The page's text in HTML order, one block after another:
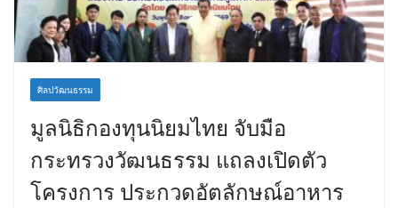
ศิลปวัฒนธรรม
มูลนิธิกองทุนนิยมไทย จับมือ
กระทรวงวัฒนธรรม แถลงเปิดตัว
โครงการ ประกวดอัตลักษณ์อาหาร